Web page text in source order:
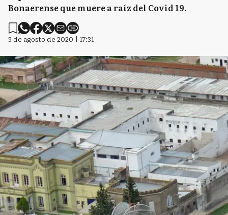
Bonaerense que muere a raíz del Covid 19.
3 de agosto de 2020 | 17:31